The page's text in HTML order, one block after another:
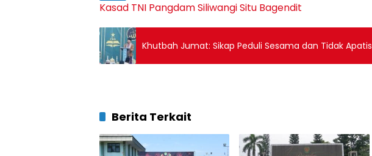
Kasad TNI Pangdam SiliwangiSitu Bagendit
Khutbah Jumat: Sikap Peduli Sesama dan Tidak Apatis
Berita Terkait